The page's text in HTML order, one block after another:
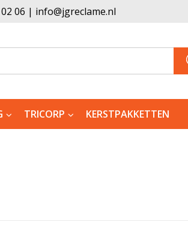
06 | info@jgreclame.nl
TRICORP KERSTPAKKETTEN